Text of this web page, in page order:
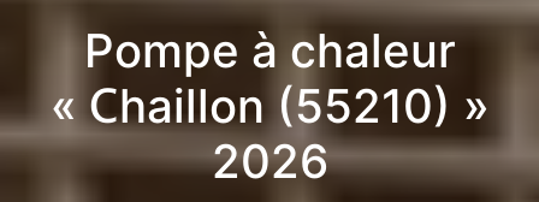
Pompe à chaleur
« Chaillon (55210) »
2026